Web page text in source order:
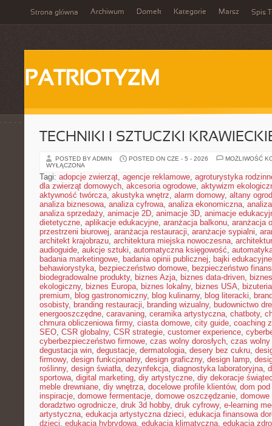
Strona główna Archiwum Domek Kategorie Marsz Spis
PATRIOTYZM
TECHNIKI I SZTUCZKI
POSTED BY ADMIN POSTED ON CZE - 5 - 2026
MOŻLIWOŚĆ
WYŁĄCZONA
Tagi: adopcje zwierząt, agencje reklamowe, agroturystyka
dla zwierząt domowych, akcesoria ogrodowe, aktywizm
aktywność twórcza, akustyka wnętrz, alarm domowy, altany
analiza biznesowa, analiza cyfrowa, analiza ekonomiczna,
analiza sprzedaży, animacje 2D, animacje 3D, animacje
dietetyczne, aplikacje edukacyjne, aranżacja balkonu, aranżacja
przestrzeni biurowej, aranżacja restauracji, aranżacje sypialni,
architekt krajobrazu, architektura miejska nowoczesna,
audioguide, aukcje sztuki, automatyczna księgowość,
badania marketingowe, badania opinii publicznej, bajki edukacyjne
behawiorystyka, bezpieczeństwo domowe, bezpieczeństwo
biodegradowalne produkty, biznes Azja, biznes data-driven,
ekologiczny, biznes Europa, biznes lokalny, biznes USA,
premium, blog gastronomiczny, blog kulinarny, blog literacki,
osobisty, branding restauracji, branding wizualny, budownictwo
energooszczędne, caravaning, ceramika artystyczna, chatboty,
chmura obliczeniowa firmy, ciasta domowe, city guide, coaching
SEO, CSR globalny, CSR strategie, customer experience,
cyberbezpieczeństwo firmowe, czas wolny dorosłych, czas
degustacja win, degustacje, dermatologia, desery bez cukru,
firmowy, design funkcjonalny, design graficzny, design lamp,
roślinny, design światła, dezynfekcja, diagnostyka laboratoryjna,
sportowa, digital marketing, diy artystyczne, diy dekoracje
meble drewniane, diy wnętrza, docelowe profile klientów, dom
inspiracje, domowe fermentacje, domowe oszczędzanie, domowe
doradztwo ogrodnicze, druk 3d hobby, druk cyfrowy, e-learning
artystyczna, edukacja artystyczna dzieci, edukacja finansowa
dzieci, edukacja hybrydowa, edukacja klimatyczna, edukacja